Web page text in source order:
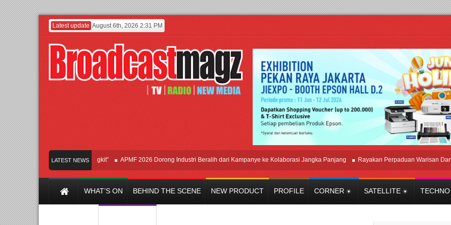
Latest update August 6th, 2026 2:31 PM
LATEST NEWS
Modern “Jangan Ungkit-Ungkit” APMF 2026 Dorong Industri Beralih dari Kampanye ke Kolaborasi Jangka Panjang Rayakan Perpaduan Warisan Dan
WHAT’S ON BEHIND THE SCENE NEW PRODUCT PROFILE CORNER SATELLITE TECHNO